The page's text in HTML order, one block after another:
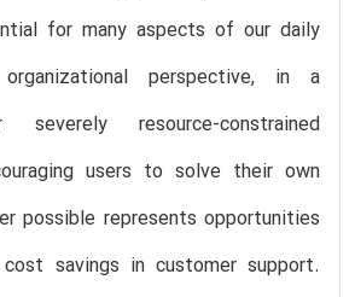
for many aspects of our daily
perspective, in a
resource-constrained
users to solve their own
possible represents opportunities
savings in customer support.